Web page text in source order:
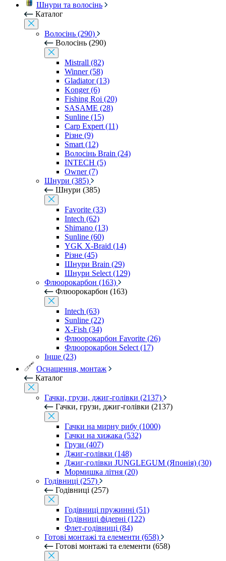
Шнури та волосінь
Каталог
Волосінь (290)
Волосінь (290)
Mistrall (82)
Winner (58)
Gladiator (13)
Konger (6)
Fishing Roi (20)
SASAME (28)
Sunline (15)
Carp Expert (11)
Різне (9)
Smart (12)
Волосінь Brain (24)
INTECH (5)
Owner (7)
Шнури (385)
Шнури (385)
Favorite (33)
Intech (62)
Shimano (13)
Sunline (60)
YGK X-Braid (14)
Різне (45)
Шнури Brain (29)
Шнури Select (129)
Флюорокарбон (163)
Флюорокарбон (163)
Intech (63)
Sunline (22)
X-Fish (34)
Флюорокарбон Favorite (26)
Флюорокарбон Select (17)
Інше (23)
Оснащення, монтаж
Каталог
Гачки, грузи, джиг-голівки (2137)
Гачки, грузи, джиг-голівки (2137)
Гачки на мирну рибу (1000)
Гачки на хижака (532)
Грузи (407)
Джиг-голівки (148)
Джиг-голівки JUNGLEGUM (Японія) (30)
Мормишка літня (20)
Годівниці (257)
Годівниці (257)
Годівниці пружинні (51)
Годівниці фідерні (122)
Флет-годівниці (84)
Готові монтажі та елементи (658)
Готові монтажі та елементи (658)